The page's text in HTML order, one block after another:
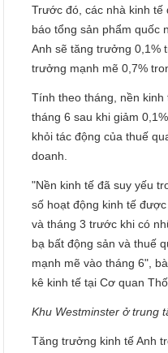
Trước đó, các nhà kinh
báo tổng sản phẩm quốc
Anh sẽ tăng trưởng 0,1%
trưởng mạnh mẽ 0,7%
Tính theo tháng, nền
tháng 6 sau khi giảm
khỏi tác động của thuế
doanh.
"Nền kinh tế đã suy yếu
số hoạt động kinh tế
và tháng 3 trước khi có
bạ bất động sản và thuế
mạnh mẽ vào tháng 6",
kê kinh tế tại Cơ quan
Khu Westminster ở trung
Tăng trưởng kinh tế Anh